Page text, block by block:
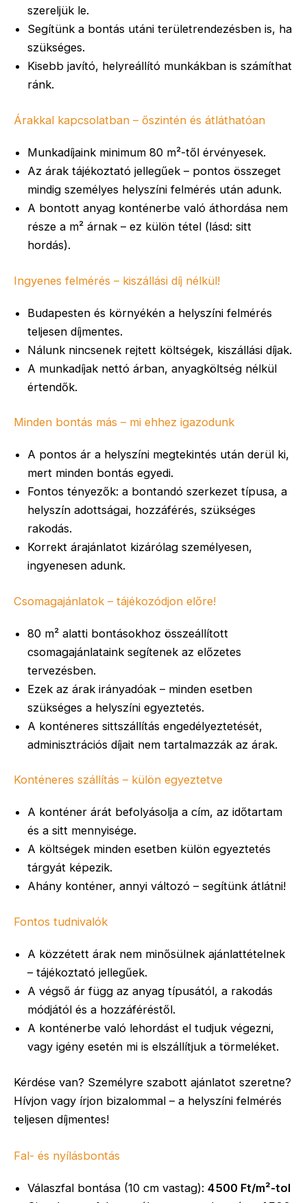
szereljük le.
Segítünk a bontás utáni területrendezésben is, ha
szükséges.
Kisebb javító, helyreállító munkákban is számíthat
ránk.
Árakkal kapcsolatban – őszintén és átláthatóan
Munkadíjaink minimum 80 m²-től érvényesek.
Az árak tájékoztató jellegűek – pontos összeget
mindig személyes helyszíni felmérés után adunk.
A bontott anyag konténerbe való áthordása nem
része a m² árnak – ez külön tétel (lásd: sitt
hordás).
Ingyenes felmérés – kiszállási díj nélkül!
Budapesten és környékén a helyszíni felmérés
teljesen díjmentes.
Nálunk nincsenek rejtett költségek, kiszállási díjak.
A munkadíjak nettó árban, anyagköltség nélkül
értendők.
Minden bontás más – mi ehhez igazodunk
A pontos ár a helyszíni megtekintés után derül ki,
mert minden bontás egyedi.
Fontos tényezők: a bontandó szerkezet típusa, a
helyszín adottságai, hozzáférés, szükséges
rakodás.
Korrekt árajánlatot kizárólag személyesen,
ingyenesen adunk.
Csomagajánlatok – tájékozódjon előre!
80 m² alatti bontásokhoz összeállított
csomagajánlataink segítenek az előzetes
tervezésben.
Ezek az árak irányadóak – minden esetben
szükséges a helyszíni egyeztetés.
A konténeres sittszállítás engedélyeztetését,
adminisztrációs díjait nem tartalmazzák az árak.
Konténeres szállítás – külön egyeztetve
A konténer árát befolyásolja a cím, az időtartam
és a sitt mennyisége.
A költségek minden esetben külön egyeztetés
tárgyát képezik.
Ahány konténer, annyi változó – segítünk átlátni!
Fontos tudnivalók
A közzétett árak nem minősülnek ajánlattételnek
– tájékoztató jellegűek.
A végső ár függ az anyag típusától, a rakodás
módjától és a hozzáféréstől.
A konténerbe való lehordást el tudjuk végezni,
vagy igény esetén mi is elszállítjuk a törmeléket.
Kérdése van? Személyre szabott ajánlatot szeretne?
Hívjon vagy írjon bizalommal – a helyszíni felmérés
teljesen díjmentes!
Fal- és nyílásbontás
Válaszfal bontása (10 cm vastag): 4 500 Ft/m²-tol